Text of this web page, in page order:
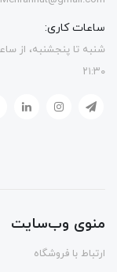
ساعات کاری:
۲۱:۳۰
منوی وب‌سایت
ارتباط با فروشگاه